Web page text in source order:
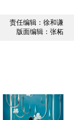
责任编辑：徐和谦
版面编辑：张柘